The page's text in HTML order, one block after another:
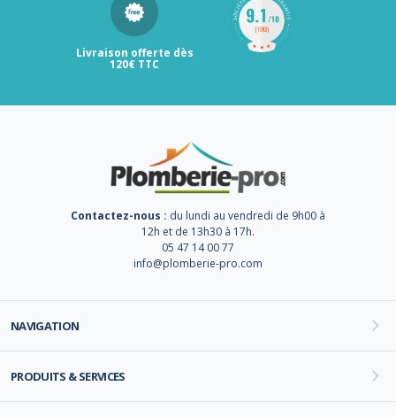
Livraison offerte dès
120€ TTC
Contactez-nous : du lundi au vendredi de 9h00 à
12h et de 13h30 à 17h.
05 47 14 00 77
info@plomberie-pro.com
NAVIGATION
PRODUITS & SERVICES